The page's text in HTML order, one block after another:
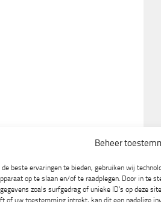
Beheer
de beste ervaringen te bieden, gebruiken wij
op te slaan en/of te raadplegen. Door in te
zoals surfgedrag of unieke ID's op deze
of uw toestemming intrekt, kan dit een nadelige